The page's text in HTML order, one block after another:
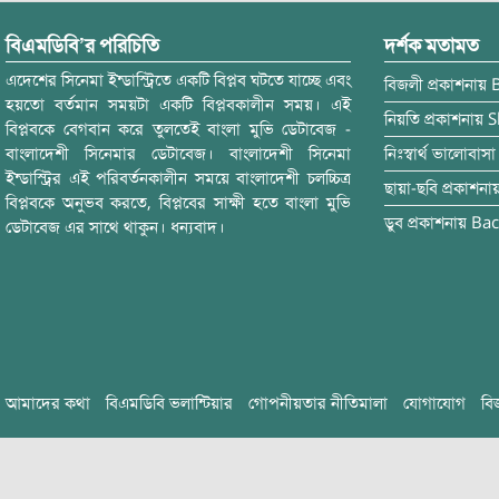
বিএমডিবি’র পরিচিতি
এদেশের সিনেমা ইন্ডাস্ট্রিতে একটি বিপ্লব ঘটতে যাচ্ছে এবং
হয়তো বর্তমান সময়টা একটি বিপ্লবকালীন সময়। এই
বিপ্লবকে বেগবান করে তুলতেই বাংলা মুভি ডেটাবেজ -
বাংলাদেশী সিনেমার ডেটাবেজ। বাংলাদেশী সিনেমা
ইন্ডাস্ট্রির এই পরিবর্তনকালীন সময়ে বাংলাদেশী চলচ্চিত্র
বিপ্লবকে অনুভব করতে, বিপ্লবের সাক্ষী হতে বাংলা মুভি
ডেটাবেজ এর সাথে থাকুন। ধন্যবাদ।
দর্শক মতামত
বিজলী প্রকাশনায়
নিয়তি প্রকাশনায়
নিঃস্বার্থ ভালোবাসা
ছায়া-ছবি
ডুব প্রকাশনায়
আমাদের কথা বিএমডিবি ভলান্টিয়ার গোপনীয়তার নীতিমালা যোগাযোগ